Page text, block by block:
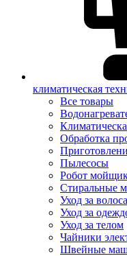
климатическая
Все товары
Обработка
Пылесосы
Робот
Стиральные
Уход за
Уход за
Уход за телом
Чайники
Швейные